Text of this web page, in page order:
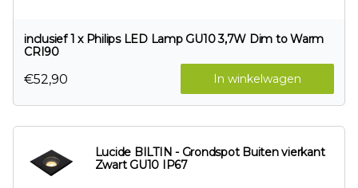
inclusief 1 x Philips LED Lamp GU10 3,7W Dim to Warm
CRI90
In winkelwagen
€52,90
Lucide BILTIN - Grondspot Buiten vierkant
Zwart GU10 IP67